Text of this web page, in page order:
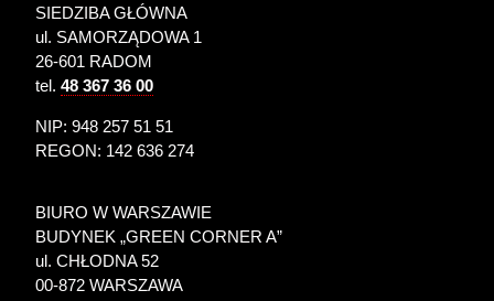
SIEDZIBA GŁÓWNA
ul. SAMORZĄDOWA 1
26-601 RADOM
tel.48 367 36 00
NIP: 948 257 51 51
REGON: 142 636 274
BIURO W WARSZAWIE
BUDYNEK „GREEN CORNER A”
ul. CHŁODNA 52
00-872 WARSZAWA